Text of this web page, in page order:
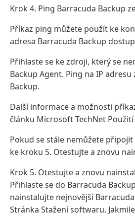
Krok 4. Ping Barracuda Backup
Příkaz ping můžete použít ke
adresa Barracuda Backup
Přihlaste se ke zdroji, který se
Backup Agent. Ping na IP
Backup.
Další informace a možnosti
článku Microsoft TechNet
Pokud se stále nemůžete
ke kroku 5. Otestujte a znovu
Krok 5. Otestujte a znovu
Přihlaste se do Barracuda
nainstalujte nejnovější
Stránka Stažení softwaru.